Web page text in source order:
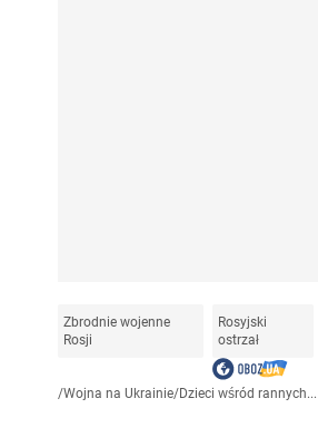
Zbrodnie wojenne
Rosji
Rosyjski
ostrzał
/Wojna na Ukrainie/Dzieci wśród rannych...